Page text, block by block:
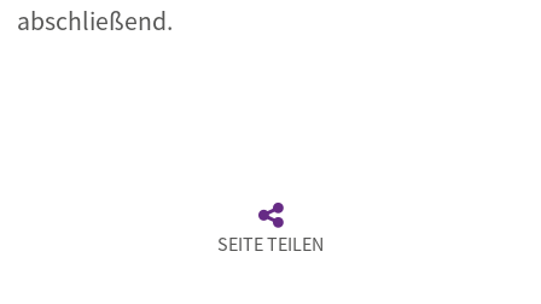
abschließend.
SEITE TEILEN